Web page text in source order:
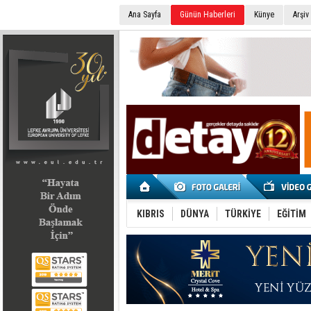
Ana Sayfa Günün Haberleri Künye Arşiv
KIBRIS DÜNYA TÜRKİYE EĞİTİM